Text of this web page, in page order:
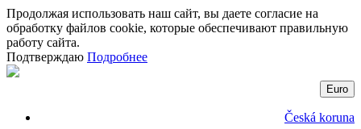
Продолжая использовать наш сайт, вы даете согласие на
обработку файлов cookie, которые обеспечивают правильную
работу сайта.
Подтверждаю Подробнее
Euro
Česká koruna